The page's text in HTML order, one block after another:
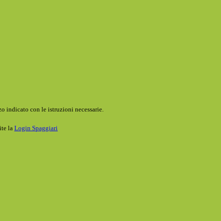
indicato con le istruzioni necessarie.
la Login Spaggiari